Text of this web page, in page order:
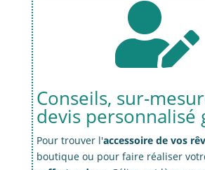

Conseils, sur-
devis personnalisé
Pour trouver l'accessoire de vos
boutique ou pour faire réaliser